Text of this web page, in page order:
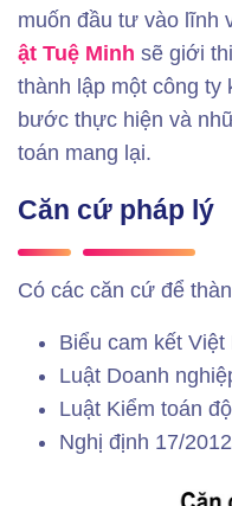
muốn đầu tư vào lĩnh
ật Tuệ Minh sẽ giới
thành lập một công ty
bước thực hiện và
toán mang lại.
Căn cứ pháp lý
Có các căn cứ để
Biểu cam kết
Luật Doanh
Luật Kiểm toán
Nghị định 17/